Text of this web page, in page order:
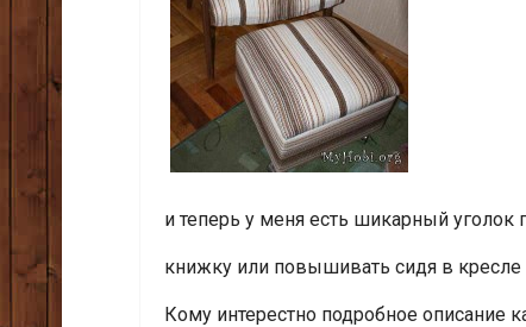
и теперь у меня есть шикарный уголок
книжку или повышивать сидя в
Кому интерестно подробное описание